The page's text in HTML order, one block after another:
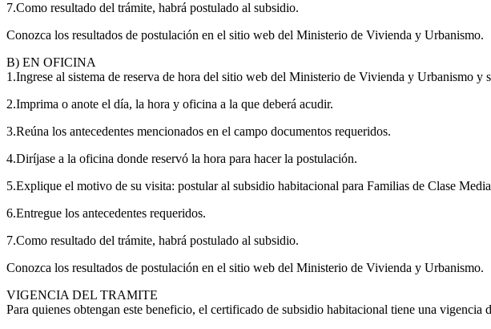
7.Como resultado del trámite, habrá postulado al subsidio.
Conozca los resultados de postulación en el sitio web del Ministerio de Vivienda y Urbanismo.
B) EN OFICINA
1.Ingrese al sistema de reserva de hora del sitio web del Ministerio de Vivienda y Urbanismo y
2.Imprima o anote el día, la hora y oficina a la que deberá acudir.
3.Reúna los antecedentes mencionados en el campo documentos requeridos.
4.Diríjase a la oficina donde reservó la hora para hacer la postulación.
5.Explique el motivo de su visita: postular al subsidio habitacional para Familias de Clase
6.Entregue los antecedentes requeridos.
7.Como resultado del trámite, habrá postulado al subsidio.
Conozca los resultados de postulación en el sitio web del Ministerio de Vivienda y Urbanismo.
VIGENCIA DEL TRAMITE
Para quienes obtengan este beneficio, el certificado de subsidio habitacional tiene una vigencia